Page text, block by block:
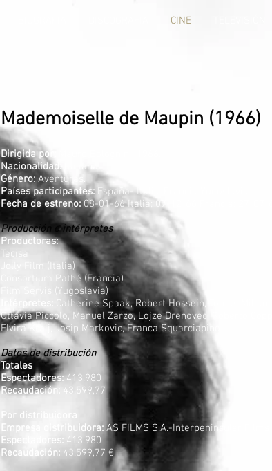
CINE
Mademoiselle de Maupin (1966)
Dirigida por:
Nacionalidad:
Italiana.
Género: Aventuras.
Países participantes: España- Italia-Francia-Yugoslavia.
Fecha de estreno:08-01-66 Italia; 07-12-66 Francia; 27-07-
Producción e intérpretes
Productoras:
Tecisa
Jolly Film (Italia)
Consortium Pathé (Francia)
Film Servis (Yugoslavia)
Catherine Spaak, Robert Hossein, Tomas
Ottavia Piccolo, Manuel Zarzo, Lojze Drenovec, Roberto
Elvira Kralj, Josip Markovic, Franca Squarciapino.
Datos de distribución
Totales
Espectadores:413.980
Recaudación: 43.599,77
Por distribuidora
Empresa distribuidora: AS FILMS S.A.-Interpeninsular Films
Espectadores: 413.980
Recaudación: 43.599,77 €